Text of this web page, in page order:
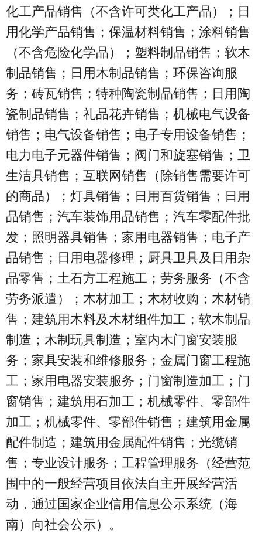
化工产品销售（不含许可类化工产品）；日
用化学产品销售；保温材料销售；涂料销售
（不含危险化学品）；塑料制品销售；软木
制品销售；日用木制品销售；环保咨询服
务；砖瓦销售；特种陶瓷制品销售；日用陶
瓷制品销售；礼品花卉销售；机械电气设备
销售；电气设备销售；电子专用设备销售；
电力电子元器件销售；阀门和旋塞销售；卫
生洁具销售；互联网销售（除销售需要许可
的商品）；灯具销售；日用百货销售；日用
品销售；汽车装饰用品销售；汽车零配件批
发；照明器具销售；家用电器销售；电子产
品销售；日用电器修理；厨具卫具及日用杂
品零售；土石方工程施工；劳务服务（不含
劳务派遣）；木材加工；木材收购；木材销
售；建筑用木料及木材组件加工；软木制品
制造；木制玩具制造；室内木门窗安装服
务；家具安装和维修服务；金属门窗工程施
工；家用电器安装服务；门窗制造加工；门
窗销售；建筑用石加工；机械零件、零部件
加工；机械零件、零部件销售；建筑用金属
配件制造；建筑用金属配件销售；光缆销
售；专业设计服务；工程管理服务（经营范
围中的一般经营项目依法自主开展经营活
动，通过国家企业信用信息公示系统（海
南）向社会公示）。